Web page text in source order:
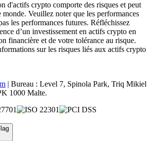
d'actifs crypto comporte des risques et peut
Veuillez noter que les performances
les performances futures. Réfléchissez
d’un investissement en actifs crypto en
financière et de votre tolérance au risque.
sur les risques liés aux actifs crypto
| Bureau : Level 7, Spinola Park, Triq Mikiel
1000 Malte.